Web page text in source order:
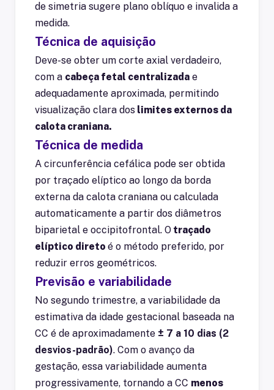
de simetria sugere plano oblíquo e invalida a
medida.
Técnica de aquisição
Deve-se obter um corte axial verdadeiro,
com a cabeça fetal centralizada e
adequadamente aproximada, permitindo
visualização clara dos limites externos da
calota craniana.
Técnica de medida
A circunferência cefálica pode ser obtida
por traçado elíptico ao longo da borda
externa da calota craniana ou calculada
automaticamente a partir dos diâmetros
biparietal e occipitofrontal. O traçado
elíptico direto é o método preferido, por
reduzir erros geométricos.
Previsão e variabilidade
No segundo trimestre, a variabilidade da
estimativa da idade gestacional baseada na
CC é de aproximadamente ± 7 a 10 dias (2
desvios-padrão). Com o avanço da
gestação, essa variabilidade aumenta
progressivamente, tornando a CC menos